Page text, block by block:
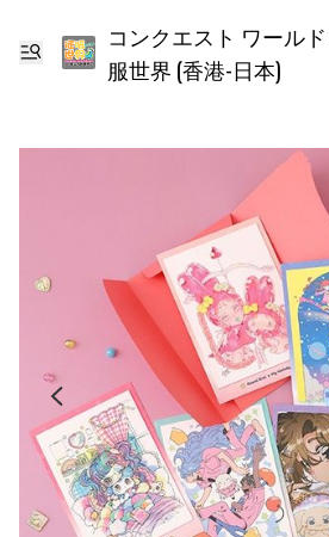
コンクエスト ワールド 征
服世界 (香港-日本)